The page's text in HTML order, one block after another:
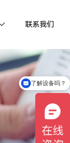
联系我们
了解设备吗？
欢迎点我在线咨询